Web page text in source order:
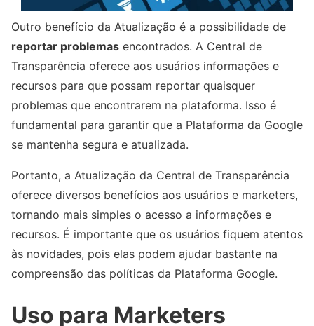
Outro benefício da Atualização é a possibilidade de
reportar problemas encontrados. A Central de
Transparência oferece aos usuários informações e
recursos para que possam reportar quaisquer
problemas que encontrarem na plataforma. Isso é
fundamental para garantir que a Plataforma da Google
se mantenha segura e atualizada.
Portanto, a Atualização da Central de Transparência
oferece diversos benefícios aos usuários e marketers,
tornando mais simples o acesso a informações e
recursos. É importante que os usuários fiquem atentos
às novidades, pois elas podem ajudar bastante na
compreensão das políticas da Plataforma Google.
Uso para Marketers